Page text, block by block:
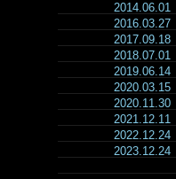
2014.06.01
2016.03.27
2017.09.18
2018.07.01
2019.06.14
2020.03.15
2020.11.30
2021.12.11
2022.12.24
2023.12.24